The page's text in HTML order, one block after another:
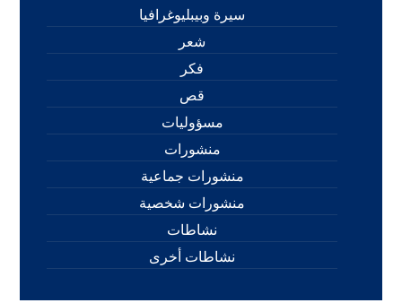
سيرة وبيبليوغرافيا
شعر
فكر
قص
مسؤوليات
منشورات
منشورات جماعية
منشورات شخصية
نشاطات
نشاطات أخرى